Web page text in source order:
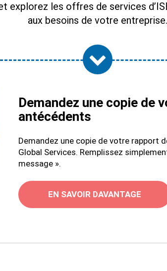
explorez les offres de services
aux besoins de votre entreprise.
Demandez une copie de
antécédents
Demandez une copie de votre rapport
Global Services. Remplissez
message ».
EN SAVOIR DAVANTAGE